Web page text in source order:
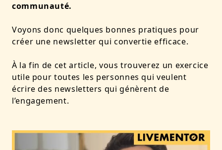
communauté.
Voyons donc quelques bonnes pratiques pour
créer une newsletter qui convertie efficace.
À la fin de cet article, vous trouverez un exercice
utile pour toutes les personnes qui veulent
écrire des newsletters qui génèrent de
l’engagement.